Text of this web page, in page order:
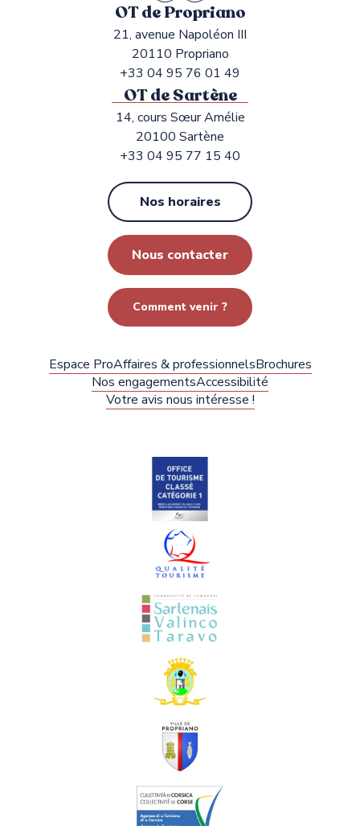
OT de Propriano
21, avenue Napoléon III
20110 Propriano
+33 04 95 76 01 49
OT de Sartène
14, cours Sœur Amélie
20100 Sartène
+33 04 95 77 15 40
Nos horaires
Nous contacter
Comment venir ?
Espace ProAffaires & professionnelsBrochures
Nos engagementsAccessibilité
Votre avis nous intéresse !